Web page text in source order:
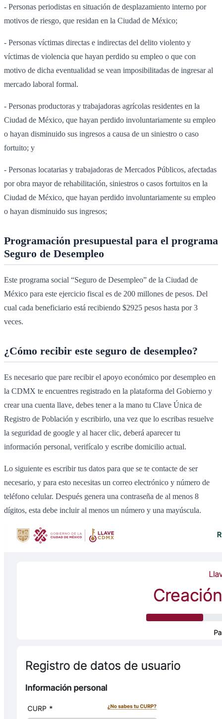
- Personas periodistas en situación de desplazamiento interno por
motivos de riesgo, que residan en la Ciudad de México;
- Personas víctimas directas e indirectas del delito violento y
víctimas de violencia que hayan perdido su empleo o que con
motivo de dicha eventualidad se vean imposibilitadas de ingresar al
mercado laboral formal.
- Personas productoras y trabajadoras agrícolas residentes en la
Ciudad de México, que hayan perdido involuntariamente su empleo
o hayan disminuido sus ingresos a causa de un siniestro o caso
fortuito; y
- Personas locatarias y trabajadoras de Mercados Públicos, afectadas
por obra mayor de rehabilitación, siniestros o casos fortuitos en la
Ciudad de México, que hayan perdido involuntariamente su empleo
o hayan disminuido sus ingresos;
Programación presupuestal para el programa
Seguro de Desempleo
Este programa social “Seguro de Desempleo” de la Ciudad de
México para este ejercicio fiscal es de 200 millones de pesos. Del
cual cada beneficiario está recibiendo $2925 pesos hasta por 3
veces.
¿Cómo recibir este seguro de desempleo?
Es necesario que pare recibir el apoyo económico por desempleo en
la CDMX te encuentres registrado en la plataforma del Gobierno y
crear una cuenta llave, debes tener a la mano tu Clave Única de
Registro de Población y escribirlo, una vez que lo escribas resuelve
la seguridad de google y al hacer clic, deberá aparecer tu
información personal, verifícalo y escribe domicilio actual.
Lo siguiente es escribir tus datos para que se te contacte de ser
necesario, y para esto necesitas un correo electrónico y número de
teléfono celular. Después genera una contraseña de al menos 8
dígitos, esta debe incluir al menos un número y una mayúscula.